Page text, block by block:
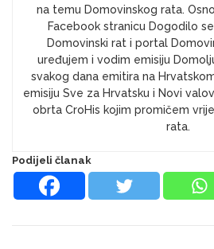
na temu Domovinskog rata.
Facebook stranicu Dogodilo
Domovinski rat i portal
uređujem i vodim emisiju
svakog dana emitira na
emisiju Sve za Hrvatsku i Novi
obrta CroHis kojim promičem
rata.
Podijeli članak